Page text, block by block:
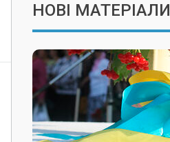
НОВІ МАТЕРІАЛИ